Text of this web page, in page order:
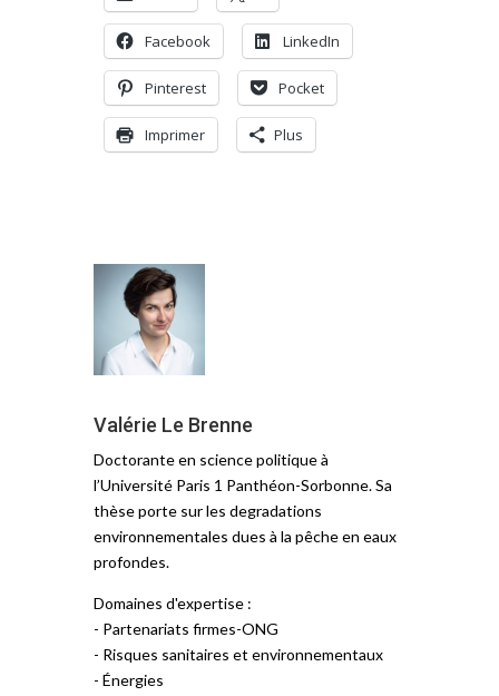
Facebook LinkedIn
Pinterest Pocket
Imprimer Plus
Valérie Le Brenne
Doctorante en science politique à
l’Université Paris 1 Panthéon-Sorbonne. Sa
thèse porte sur les degradations
environnementales dues à la pêche en eaux
profondes.
Domaines d'expertise :
- Partenariats firmes-ONG
- Risques sanitaires et environnementaux
- Énergies